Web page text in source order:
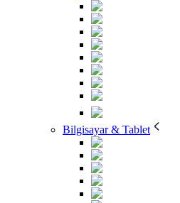
Bilgisayar & Tablet